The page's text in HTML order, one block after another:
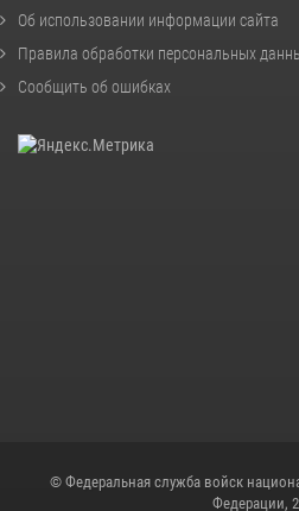
Об использовании информации сайта
Правила обработки персональных
Сообщить об ошибках
© Федеральная служба войск
Федерации,